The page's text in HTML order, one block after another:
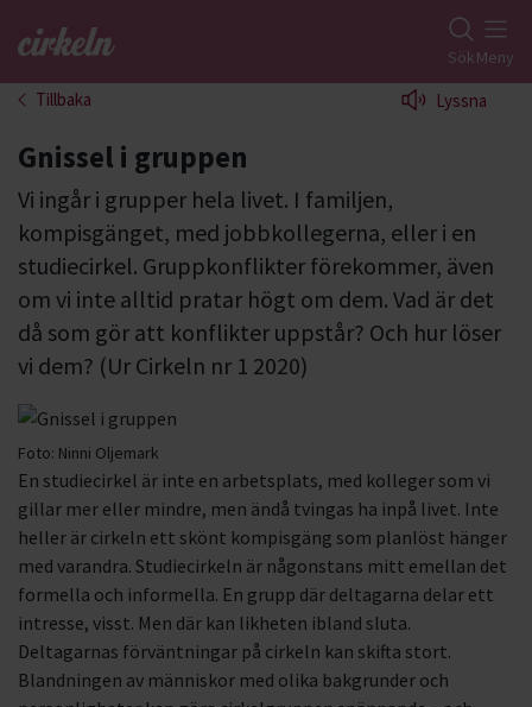
Gå till studiefrämjandets startsida SökMeny
Tillbaka Lyssna
Gnissel i gruppen
Vi ingår i grupper hela livet. I familjen,
kompisgänget, med jobbkollegerna, eller i en
studiecirkel. Gruppkonflikter förekommer, även
om vi inte alltid pratar högt om dem. Vad är det
då som gör att konflikter uppstår? Och hur löser
vi dem? (Ur Cirkeln nr 1 2020)
Foto: Ninni Oljemark
En studiecirkel är inte en arbetsplats, med kolleger som vi
gillar mer eller mindre, men ändå tvingas ha inpå livet. Inte
heller är cirkeln ett skönt kompisgäng som planlöst hänger
med varandra. Studiecirkeln är någonstans mitt emellan det
formella och informella. En grupp där deltagarna delar ett
intresse, visst. Men där kan likheten ibland sluta.
Deltagarnas förväntningar på cirkeln kan skifta stort.
Blandningen av människor med olika bakgrunder och